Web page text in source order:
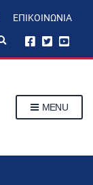
ΕΠΙΚΟΙΝΩΝΊΑ
p
MENU